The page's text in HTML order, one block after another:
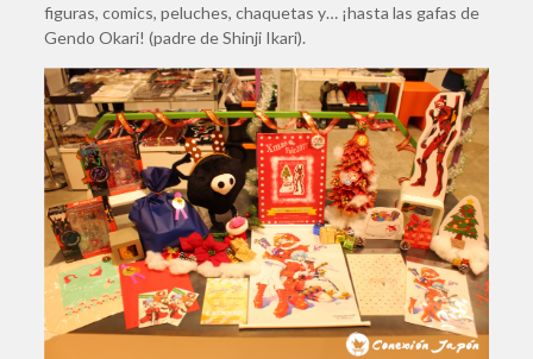
figuras, comics, peluches, chaquetas y… ¡hasta las gafas de
Gendo Okari! (padre de Shinji Ikari).